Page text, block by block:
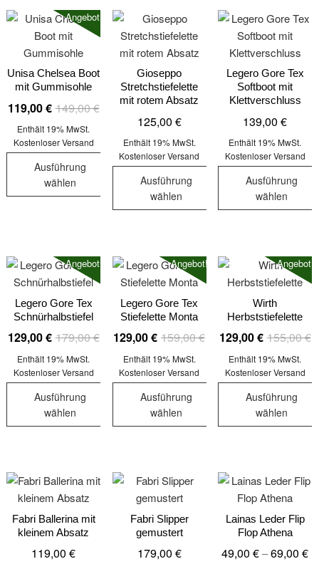
Varianten
auf.
Die
Optionen
können
auf
der
Produktseite
gewählt
werden
auf.
Die
Optionen
können
auf
Produktseite
gewählt
werden
mehrere
Varianten
auf.
Die
Optionen
können
auf
der
gewählt
werden
Angebot!
Unisa Chelsea Boot
mit Gummisohle
149,00€Ursprünglicher
149,00 €
119,00€
Aktueller
119,00 €.
Enthält 19% MwSt.
Kostenloser Versand
Ausführung
wählen
mehrere
Varianten
auf.
Die
Optionen
können
auf
der
Produktseite
gewählt
werden
Gioseppo
Stretchstiefelette
mit rotem Absatz
125,00 €
Enthält 19% MwSt.
Kostenloser Versand
Ausführung
wählen
mehrere
Varianten
auf.
Die
Optionen
können
auf
Produktseite
gewählt
Legero Gore Tex
Softboot mit
Klettverschluss
139,00€
Enthält 19% MwSt.
Kostenloser Versand
Ausführung
wählen
mehrere
Varianten
auf.
Die
Optionen
können
auf
gewählt
Angebot!
Legero Gore Tex
Schnürhalbstiefel
179,00€Ursprünglicher
179,00 €
129,00€
Aktueller
129,00 €.
Enthält 19% MwSt.
Kostenloser Versand
Ausführung
wählen
mehrere
Varianten
auf.
Die
Optionen
Angebot!
Legero Gore Tex
Stiefelette Monta
159,00€Ursprünglicher
159,00 €
129,00€
Aktueller
129,00 €.
Enthält 19% MwSt.
Kostenloser Versand
Ausführung
wählen
mehrere
Varianten
auf.
Die
Optionen
Angebot!
Wirth
Herbststiefelette
155,00€
129,00€
Enthält 19% MwSt.
Kostenloser Versand
Ausführung
wählen
mehrere
Varianten
auf.
Die
Optionen
Fabri Ballerina mit
kleinem Absatz
119,00€
Fabri Slipper
gemustert
179,00 €
Lainas Leder Flip
Flop Athena
49,00€–69,00€